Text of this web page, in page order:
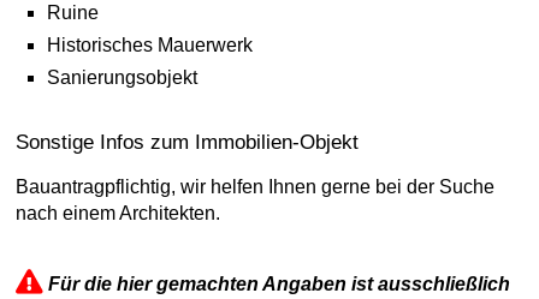
Ruine
Historisches Mauerwerk
Sanierungsobjekt
Sonstige Infos zum Immobilien-Objekt
Bauantragpflichtig, wir helfen Ihnen gerne bei der Suche
nach einem Architekten.
Für die hier gemachten Angaben ist ausschließlich